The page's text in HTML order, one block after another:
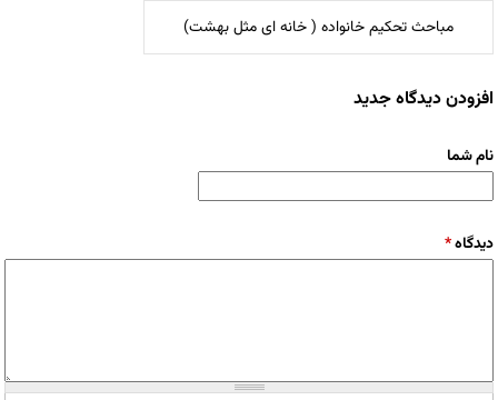
مباحث تحکیم خانواده ( خانه ای مثل بهشت)
افزودن دیدگاه جدید
نام شما
دیدگاه*